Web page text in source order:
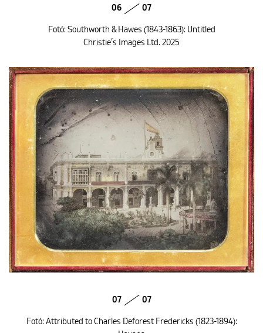
06 07
Fotó: Southworth & Hawes (1843-1863): Untitled
Christie’s Images Ltd. 2025
07 07
Fotó: Attributed to Charles Deforest Fredericks (1823-1894):